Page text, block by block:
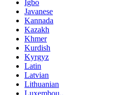
Igbo
Javanese
Kannada
Kazakh
Khmer
Kurdish
Kyrgyz
Latin
Latvian
Lithuanian
Luxembou..